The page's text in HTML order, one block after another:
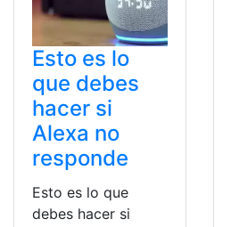
Esto es lo
que debes
hacer si
Alexa no
responde
Esto es lo que
debes hacer si